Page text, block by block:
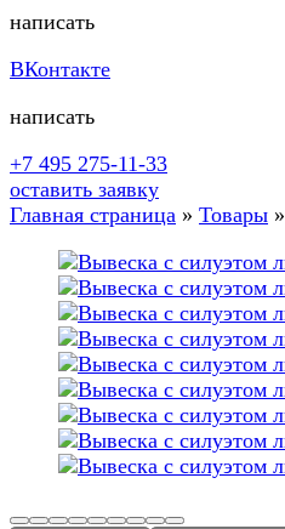
написать
ВКонтакте
написать
+7 495 275-11-33
оставить заявку
Главная страница » Товары »